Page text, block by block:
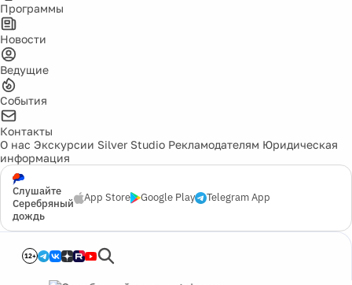
Программы
Новости
Ведущие
События
Контакты
О нас Экскурсии Silver Studio Рекламодателям Юридическая
информация
Слушайте
Серебряный
дождь
App Store Google Play Telegram App
12+